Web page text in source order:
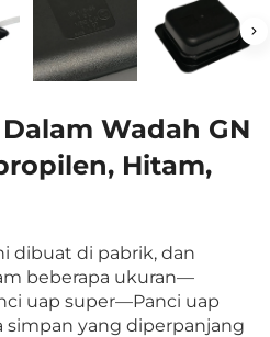
Wadah GN
Hitam,
dibuat di pabrik, dan
beberapa ukuran—
uap super—Panci uap
simpan yang diperpanjang